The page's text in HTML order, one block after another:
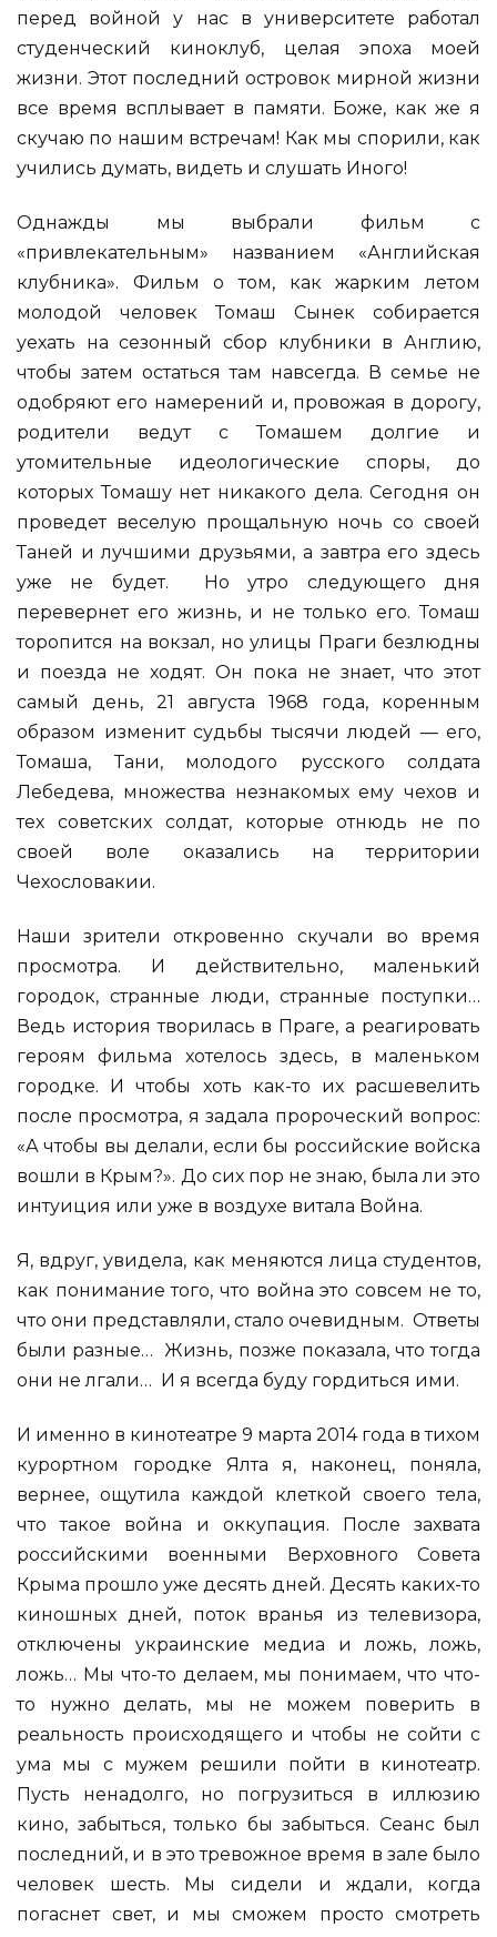
перед войной у нас в университете работал
студенческий киноклуб, целая эпоха моей
жизни. Этот последний островок мирной жизни
все время всплывает в памяти. Боже, как же я
скучаю по нашим встречам! Как мы спорили, как
учились думать, видеть и слушать Иного!
Однажды мы выбрали фильм с
«привлекательным» названием «Английская
клубника». Фильм о том, как жарким летом
молодой человек Томаш Сынек собирается
уехать на сезонный сбор клубники в Англию,
чтобы затем остаться там навсегда. В семье не
одобряют его намерений и, провожая в дорогу,
родители ведут с Томашем долгие и
утомительные идеологические споры, до
которых Томашу нет никакого дела. Сегодня он
проведет веселую прощальную ночь со своей
Таней и лучшими друзьями, а завтра его здесь
уже не будет. Но утро следующего дня
перевернет его жизнь, и не только его. Томаш
торопится на вокзал, но улицы Праги безлюдны
и поезда не ходят. Он пока не знает, что этот
самый день, 21 августа 1968 года, коренным
образом изменит судьбы тысячи людей — его,
Томаша, Тани, молодого русского солдата
Лебедева, множества незнакомых ему чехов и
тех советских солдат, которые отнюдь не по
своей воле оказались на территории
Чехословакии.
Наши зрители откровенно скучали во время
просмотра. И действительно, маленький
городок, странные люди, странные поступки…
Ведь история творилась в Праге, а реагировать
героям фильма хотелось здесь, в маленьком
городке. И чтобы хоть как-то их расшевелить
после просмотра, я задала пророческий вопрос:
«А чтобы вы делали, если бы российские войска
вошли в Крым?». До сих пор не знаю, была ли это
интуиция или уже в воздухе витала Война.
Я, вдруг, увидела, как меняются лица студентов,
как понимание того, что война это совсем не то,
что они представляли, стало очевидным. Ответы
были разные… Жизнь, позже показала, что тогда
они не лгали… И я всегда буду гордиться ими.
И именно в кинотеатре 9 марта 2014 года в тихом
курортном городке Ялта я, наконец, поняла,
вернее, ощутила каждой клеткой своего тела,
что такое война и оккупация. После захвата
российскими военными Верховного Совета
Крыма прошло уже десять дней. Десять каких-то
киношных дней, поток вранья из телевизора,
отключены украинские медиа и ложь, ложь,
ложь… Мы что-то делаем, мы понимаем, что что-
то нужно делать, мы не можем поверить в
реальность происходящего и чтобы не сойти с
ума мы с мужем решили пойти в кинотеатр.
Пусть ненадолго, но погрузиться в иллюзию
кино, забыться, только бы забыться. Сеанс был
последний, и в это тревожное время в зале было
человек шесть. Мы сидели и ждали, когда
погаснет свет, и мы сможем просто смотреть